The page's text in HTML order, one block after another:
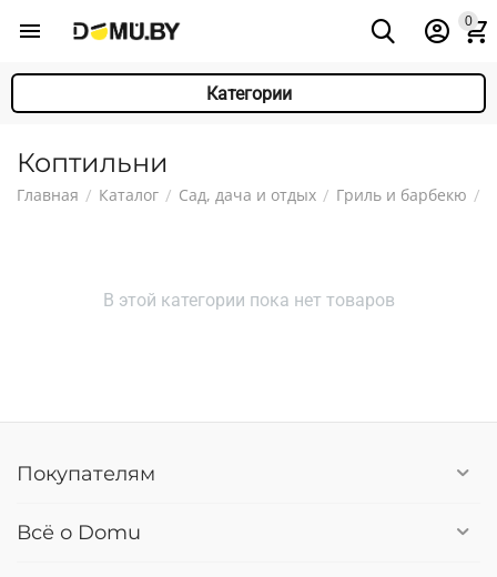
0
Категории
Коптильни
Главная / Каталог / Сад, дача и отдых / Гриль и барбекю /
В этой категории пока нет товаров
Покупателям
Всё о Domu